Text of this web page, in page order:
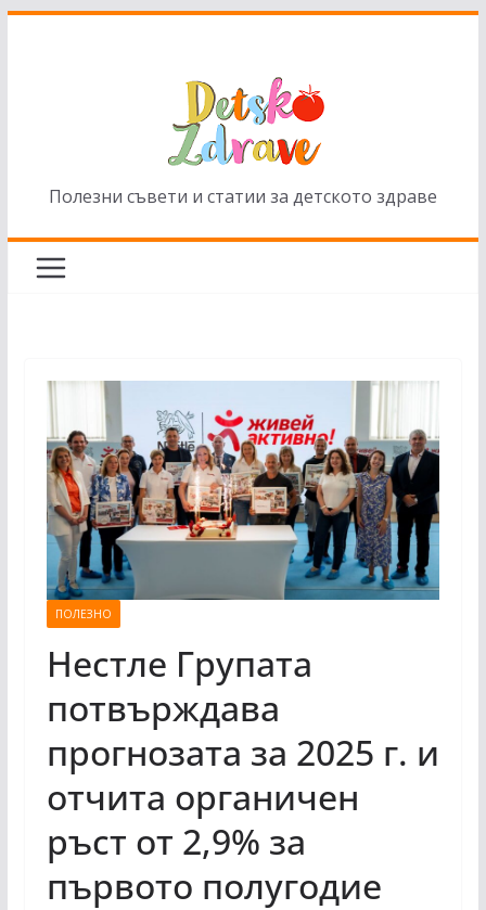
Полезни съвети и статии за детското здраве
ПОЛЕЗНО
Нестле Групата
потвърждава
прогнозата за 2025 г. и
отчита органичен
ръст от 2,9% за
първото полугодие